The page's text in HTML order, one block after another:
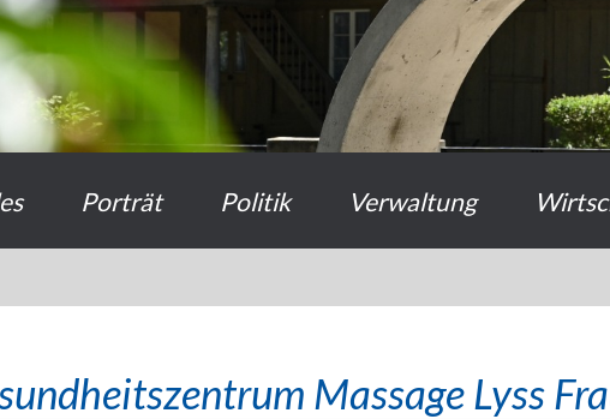
Porträt Politik Verwaltung
Massage Lyss